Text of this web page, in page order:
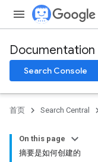
Documentation
Search Console
首页 Search Central
On this page
摘要是如何创建的